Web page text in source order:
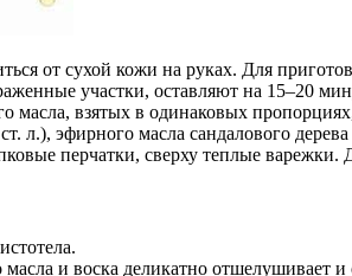
от сухой кожи на руках. Для
участки, оставляют на 15–20
масла, взятых в одинаковых
л.), эфирного масла сандалового
перчатки, сверху теплые варежки.
и воска деликатно